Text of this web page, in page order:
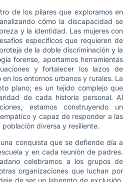
de los pilares que exploramos en
cómo la discapacidad se
y la identidad. Las mujeres con
específicos que requieren de
de la doble discriminación y la
forense, aportamos herramientas
y fortalecer los lazos de
los entornos urbanos y rurales. La
plano; es un tejido complejo que
de cada historia personal. Al
estamos construyendo un
y capaz de responder a las
diversa y resiliente.
conquista que se defiende día a
y en cada reunión de padres.
celebramos a los grupos de
organizaciones que luchan por